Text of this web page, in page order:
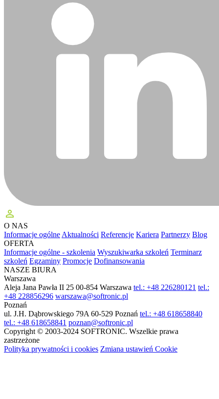
perm_identity
O NAS
Informacje ogólne Aktualności Referencje Kariera Partnerzy Blog
OFERTA
Informacje ogólne - szkolenia Wyszukiwarka szkoleń Terminarz
szkoleń Egzaminy Promocje Dofinansowania
NASZE BIURA
Warszawa
Aleja Jana Pawła II 25 00-854 Warszawa tel.: +48 226280121 tel.:
+48 228856296 warszawa@softronic.pl
Poznań
ul. J.H. Dąbrowskiego 79A 60-529 Poznań tel.: +48 618658840
tel.: +48 618658841 poznan@softronic.pl
Copyright © 2003-2024 SOFTRONIC. Wszelkie prawa
zastrzeżone
Polityka prywatności i cookies Zmiana ustawień Cookie